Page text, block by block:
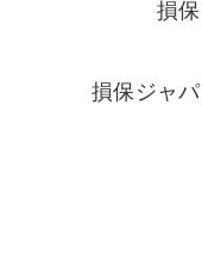
損
損保ジャ